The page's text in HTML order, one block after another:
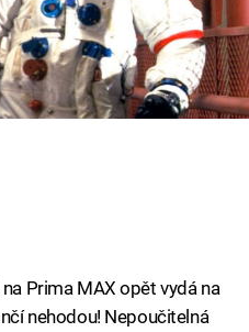
Prima MAX opět vydá na
nehodou! Nepoučitelná